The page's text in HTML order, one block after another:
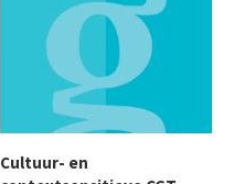
Cultuur- en